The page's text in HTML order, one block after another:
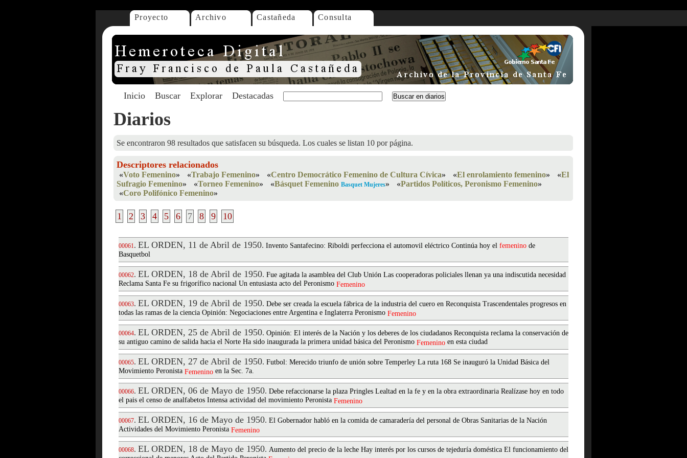
Proyecto Archivo Castañeda Consulta
Inicio Buscar Explorar Destacadas
Diarios
Se encontraron 98 resultados que satisfacen su búsqueda. Los cuales se listan 10 por página.
Descriptores relacionados
«Voto Femenino» «Trabajo Femenino» «Centro Democrático Femenino de Cultura Cívica» «El enrolamiento femenino» «El
Sufragio Femenino» «Torneo Femenino» «Básquet Femenino Basquet Mujeres» «Partidos Políticos, Peronismo Femenino»
«Coro Polifónico Femenino»
1 2 3 4 5 6 7 8 9 10
00061. EL ORDEN, 11 de Abril de 1950. Invento Santafecino: Riboldi perfecciona el automovil eléctrico Continúa hoy el femenino de
Basquetbol
00062. EL ORDEN, 18 de Abril de 1950. Fue agitada la asamblea del Club Unión Las cooperadoras policiales llenan ya una indiscutida necesidad
Reclama Santa Fe su frigorífico nacional Un entusiasta acto del Peronismo Femenino
00063. EL ORDEN, 19 de Abril de 1950. Debe ser creada la escuela fábrica de la industria del cuero en Reconquista Trascendentales progresos en
todas las ramas de la ciencia Opinión: Negociaciones entre Argentina e Inglaterra Peronismo Femenino
00064. EL ORDEN, 25 de Abril de 1950. Opinión: El interés de la Nación y los deberes de los ciudadanos Reconquista reclama la conservación de
su antiguo camino de salida hacia el Norte Ha sido inaugurada la primera unidad básica del Peronismo Femenino en esta ciudad
00065. EL ORDEN, 27 de Abril de 1950. Futbol: Merecido triunfo de unión sobre Temperley La ruta 168 Se inauguró la Unidad Básica del
Movimiento Peronista Femenino en la Sec. 7a.
00066. EL ORDEN, 06 de Mayo de 1950. Debe refaccionarse la plaza Pringles Lealtad en la fe y en la obra extraordinaria Realízase hoy en todo
el pais el censo de analfabetos Intensa actividad del movimiento Peronista Femenino
00067. EL ORDEN, 16 de Mayo de 1950. El Gobernador habló en la comida de camaradería del personal de Obras Sanitarias de la Nación
Actividades del Movimiento Peronista Femenino
00068. EL ORDEN, 18 de Mayo de 1950. Aumento del precio de la leche Hay interés por los cursos de tejeduría doméstica El funcionamiento del